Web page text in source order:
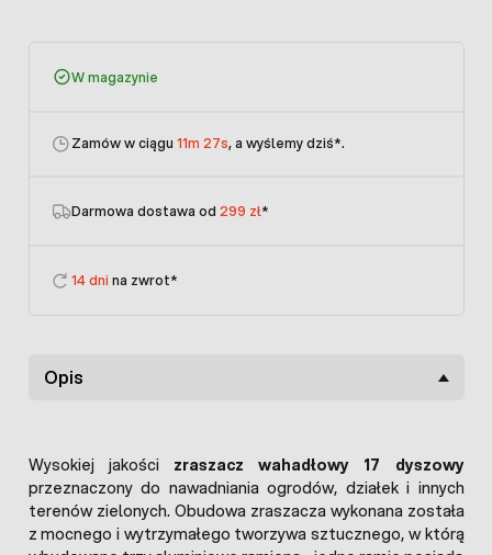
W magazynie
Zamów w ciągu 11m 27s, a wyślemy dziś*.
Darmowa dostawa od 299 zł*
14 dni na zwrot*
Opis
Wysokiej jakości zraszacz wahadłowy 17 dyszowy
przeznaczony do nawadniania ogrodów, działek i innych
terenów zielonych. Obudowa zraszacza wykonana została
z mocnego i wytrzymałego tworzywa sztucznego, w którą